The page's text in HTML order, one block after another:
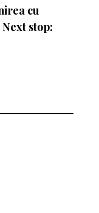
de pe schiuri